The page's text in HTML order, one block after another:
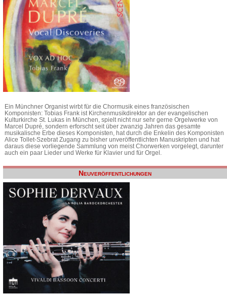
Ein Münchner Organist wirbt für die Chormusik eines französischen
Komponisten: Tobias Frank ist Kirchenmusikdirektor an der evangelischen
Kulturkirche St. Lukas in München, spielt nicht nur sehr gerne Orgelwerke von
Marcel Dupré, sondern erforscht seit über zwanzig Jahren das gesamte
musikalische Erbe dieses Komponisten, hat durch die Enkelin des Komponisten
Alice Tollet-Szebrat Zugang zu bisher unveröffentlichten Manuskripten und hat
daraus diese vorliegende Sammlung von meist Chorwerken vorgelegt, darunter
auch ein paar Lieder und Werke für Klavier und für Orgel.
Neuveröffentlichungen